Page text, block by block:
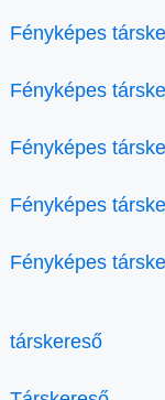
Fényképes
Fényképes
Fényképes
Fényképes
Fényképes
társkereső